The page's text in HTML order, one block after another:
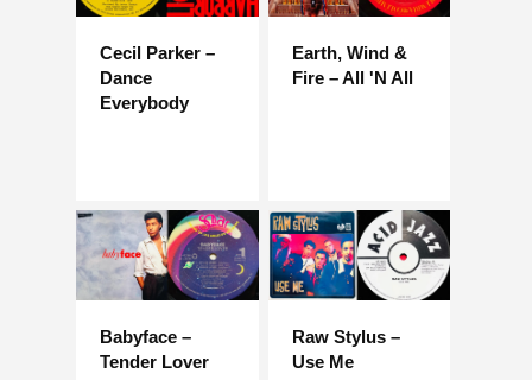
Cecil Parker –
Dance
Everybody
Earth, Wind &
Fire – All 'N All
Babyface –
Tender Lover
Raw Stylus –
Use Me